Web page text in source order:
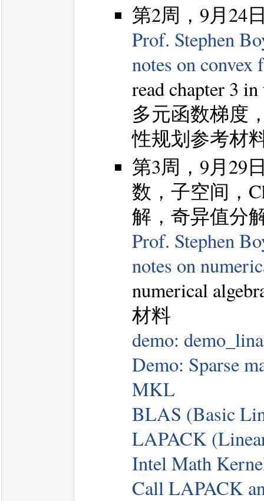
第2周，9月24
Prof. Stephen
notes on convex
read chapter 3
多元函数梯度
性规划参考材
第3周，9月29
数，子空间，
解，奇异值分
Prof. Stephen
notes on
numerical
材料
demo:
Demo: Sparse
MKL
BLAS (Basic
LAPACK
Intel Math
Call LAPACK